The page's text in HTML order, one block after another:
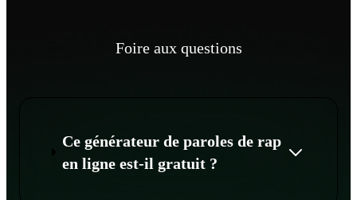
Foire aux questions
Ce générateur de paroles de rap
en ligne est-il gratuit ?